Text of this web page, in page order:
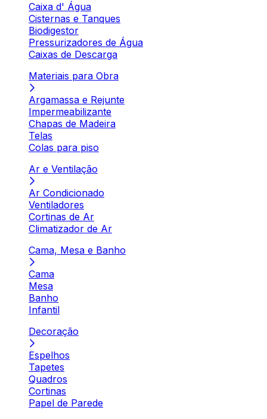
Caixa d' Água
Cisternas e Tanques
Biodigestor
Pressurizadores de Água
Caixas de Descarga
Materiais para Obra
Argamassa e Rejunte
Impermeabilizante
Chapas de Madeira
Telas
Colas para piso
Ar e Ventilação
Ar Condicionado
Ventiladores
Cortinas de Ar
Climatizador de Ar
Cama, Mesa e Banho
Cama
Mesa
Banho
Infantil
Decoração
Espelhos
Tapetes
Quadros
Cortinas
Papel de Parede